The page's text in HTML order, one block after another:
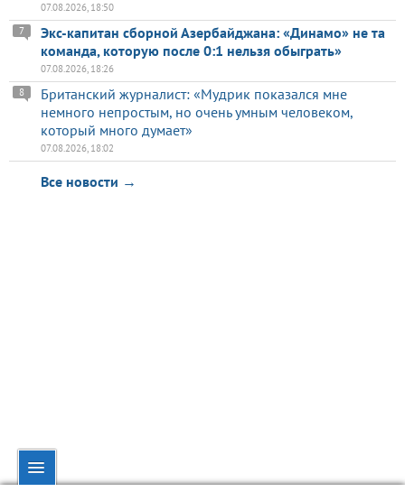
07.08.2026, 18:50
Экс-капитан сборной Азербайджана: «Динамо» не та
команда, которую после 0:1 нельзя обыграть»
7
07.08.2026, 18:26
Британский журналист: «Мудрик показался мне
немного непростым, но очень умным человеком,
который много думает»
8
07.08.2026, 18:02
Все новости →